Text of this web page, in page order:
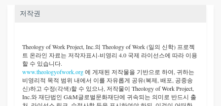
저작권
Theology of Work Project, Inc.의 Theology of Work (일의 신학) 프로젝
트 온라인 자료는 저작자표시-비영리 4.0 국제 라이선스에 따라 이용
할 수 있습니다.
www.theologyofwork.org에 게재된 저작물을 기반으로 하여, 귀하는
비영리적 목적 범위 내에서 이를 자유롭게 공유(복제, 배포, 공중송
신)하고 수정(각색)할 수 있으나, 저작물이 Theology of Work Project,
Inc.와 재단법인 G&M글로벌문화재단에 귀속되는 의미로 반드시 출